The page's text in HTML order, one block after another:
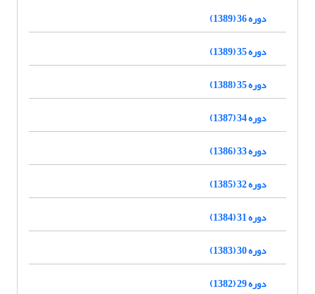
دوره 36 (1389)
دوره 35 (1389)
دوره 35 (1388)
دوره 34 (1387)
دوره 33 (1386)
دوره 32 (1385)
دوره 31 (1384)
دوره 30 (1383)
دوره 29 (1382)